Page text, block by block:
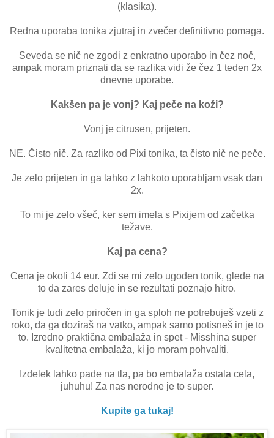
(klasika).
Redna uporaba tonika zjutraj in zvečer definitivno pomaga.
Seveda se nič ne zgodi z enkratno uporabo in čez noč,
ampak moram priznati da se razlika vidi že čez 1 teden 2x
dnevne uporabe.
Kakšen pa je vonj? Kaj peče na koži?
Vonj je citrusen, prijeten.
NE. Čisto nič. Za razliko od Pixi tonika, ta čisto nič ne peče.
Je zelo prijeten in ga lahko z lahkoto uporabljam vsak dan
2x.
To mi je zelo všeč, ker sem imela s Pixijem od začetka
težave.
Kaj pa cena?
Cena je okoli 14 eur. Zdi se mi zelo ugoden tonik, glede na
to da zares deluje in se rezultati poznajo hitro.
Tonik je tudi zelo priročen in ga sploh ne potrebuješ vzeti z
roko, da ga doziraš na vatko, ampak samo potisneš in je to
to. Izredno praktična embalaža in spet - Misshina super
kvalitetna embalaža, ki jo moram pohvaliti.
Izdelek lahko pade na tla, pa bo embalaža ostala cela,
juhuhu! Za nas nerodne je to super.
Kupite ga tukaj!